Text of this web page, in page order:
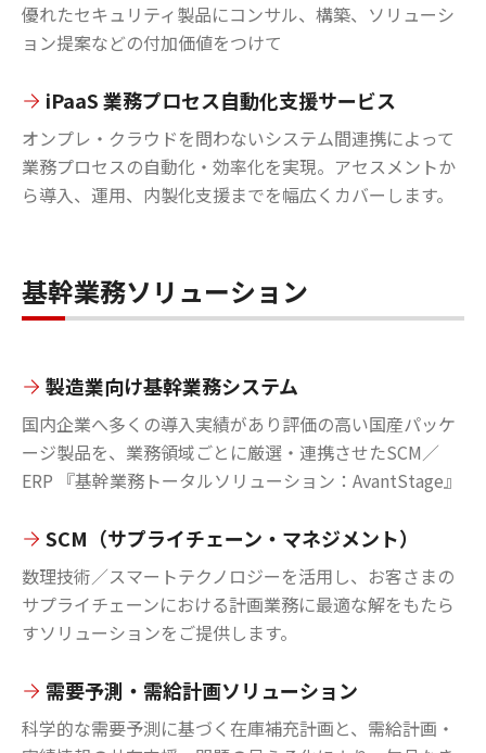
優れたセキュリティ製品にコンサル、構築、ソリューシ
ョン提案などの付加価値をつけて
iPaaS 業務プロセス自動化支援サービス
オンプレ・クラウドを問わないシステム間連携によって
業務プロセスの自動化・効率化を実現。アセスメントか
ら導入、運用、内製化支援までを幅広くカバーします。
基幹業務ソリューション
製造業向け基幹業務システム
国内企業へ多くの導入実績があり評価の高い国産パッケ
ージ製品を、業務領域ごとに厳選・連携させたSCM／
ERP 『基幹業務トータルソリューション：AvantStage』
SCM（サプライチェーン・マネジメント）
数理技術／スマートテクノロジーを活用し、お客さまの
サプライチェーンにおける計画業務に最適な解をもたら
すソリューションをご提供します。
需要予測・需給計画ソリューション
科学的な需要予測に基づく在庫補充計画と、需給計画・